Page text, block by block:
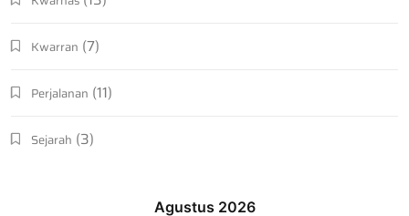
Kwarran (7)
Perjalanan (11)
Sejarah (3)
Agustus 2026